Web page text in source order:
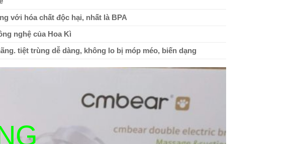
với hóa chất độc hại, nhất là BPA
nghệ của Hoa Kì
tiệt trùng dễ dàng, không lo bị móp méo, biến dạng